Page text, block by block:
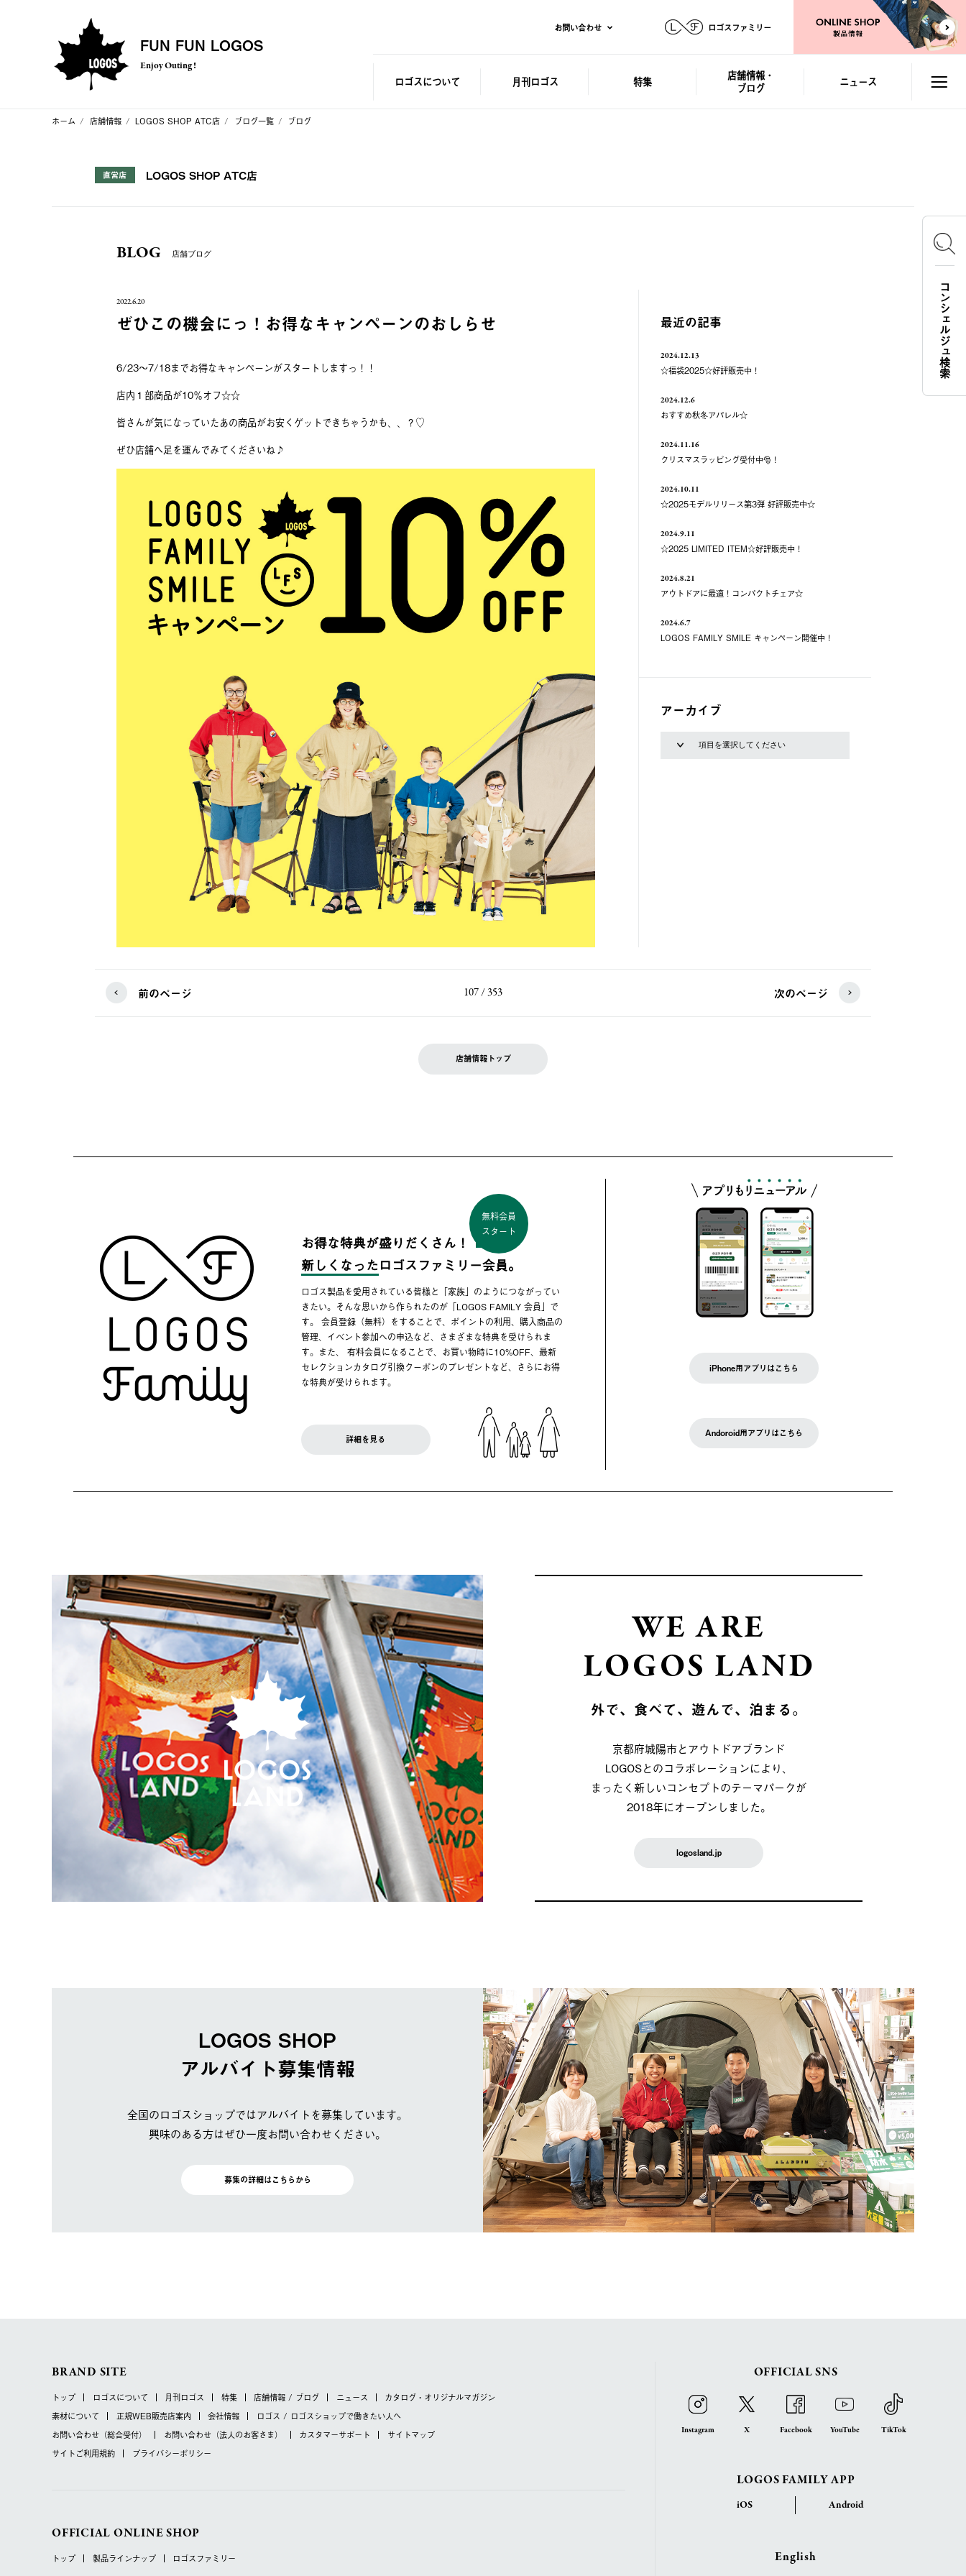
FUN FUN LOGOS
Enjoy Outing !
お問い合わせ ロゴスファミリー
ロゴスについて 月刊ロゴス 特集
店舗情報・
ブログ
ニュース
ホーム 店舗情報 LOGOS SHOP ATC店 ブログ一覧 ブログ
直営店 LOGOS SHOP ATC店
BLOG 店舗ブログ
2022.6.20
ぜひこの機会にっ！お得なキャンペーンのおしらせ
6/23～7/18までお得なキャンペーンがスタートしますっ！！
店内１部商品が10％オフ☆☆
皆さんが気になっていたあの商品がお安くゲットできちゃうかも、、？♡
ぜひ店舗へ足を運んでみてくださいね♪
最近の記事
2024.12.13
☆福袋2025☆好評販売中！
2024.12.6
おすすめ秋冬アパレル☆
2024.11.16
クリスマスラッピング受付中🎅！
2024.10.11
☆2025モデルリリース第3弾 好評販売中☆
2024.9.11
☆2025 LIMITED ITEM☆好評販売中！
2024.8.21
アウトドアに最適！コンパクトチェア☆
2024.6.7
LOGOS FAMILY SMILE キャンペーン開催中！
アーカイブ
前のページ 107 / 353 次のページ
店舗情報トップ
お得な特典が盛りだくさん！
無料会員
スタート
新しくなったロゴスファミリー会員。
ロゴス製品を愛用されている皆様と「家族」のようにつながってい
きたい。そんな思いから作られたのが「LOGOS FAMILY 会員」で
す。 会員登録（無料）をすることで、ポイントの利用、購入商品の
管理、イベント参加への申込など、さまざまな特典を受けられま
す。また、 有料会員になることで、お買い物時に10%OFF、最新
セレクションカタログ引換クーポンのプレゼントなど、さらにお得
な特典が受けられます。
詳細を見る
iPhone用アプリはこちら
Andoroid用アプリはこちら
WE ARE
LOGOS LAND
外で、食べて、遊んで、泊まる。
京都府城陽市とアウトドアブランド
LOGOSとのコラボレーションにより、
まったく新しいコンセプトのテーマパークが
2018年にオープンしました。
logosland.jp
LOGOS SHOP
アルバイト募集情報
全国のロゴスショップではアルバイトを募集しています。
興味のある方はぜひ一度お問い合わせください。
募集の詳細はこちらから
コンシェルジュ検索
BRAND SITE
トップ ロゴスについて 月刊ロゴス 特集 店舗情報 / ブログ ニュース
カタログ・オリジナルマガジン
素材について
正規WEB販売店案内 会社情報 ロゴス / ロゴスショップで働きたい人へ
お問い合わせ （総合受付） お問い合わせ （法人のお客さま） カスタマーサポート
サイトマップ
サイトご利用規約
プライバシーポリシー
OFFICIAL ONLINE SHOP
トップ 製品ラインナップ ロゴスファミリー
OFFICIAL SNS
Instagram X Facebook YouTube TikTok
LOGOS FAMILY APP
iOS Android
English